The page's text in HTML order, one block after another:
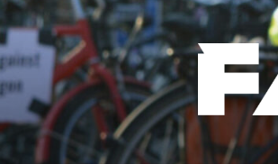
Zum
Inhalt
springen